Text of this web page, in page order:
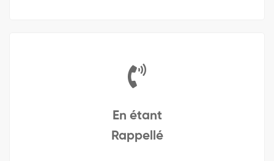
En étant
Rappellé